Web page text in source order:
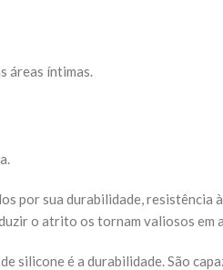
áreas íntimas.
por sua durabilidade, resistência
o atrito os tornam valiosos em
silicone é a durabilidade. São